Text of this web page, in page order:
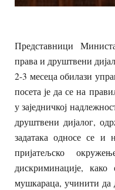
Представници
права и друштвени
2-3 месеца обилази
посета је да се на
у заједничкој
друштвени дијалог,
задатака односе се и
пријатељско
дискриминације,
мушкараца, учинити да